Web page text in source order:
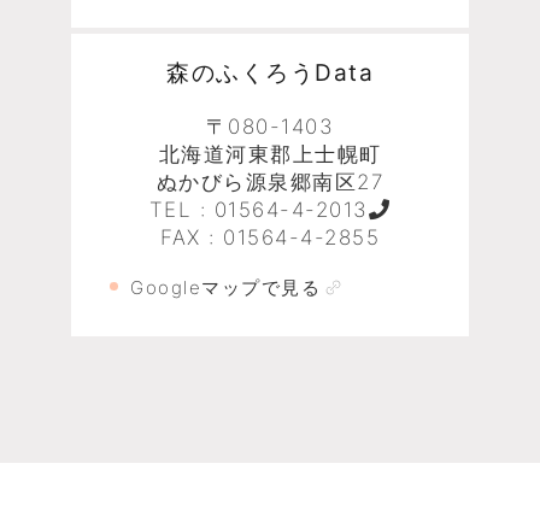
森のふくろうData
〒080-1403
北海道河東郡上士幌町
ぬかびら源泉郷南区27
TEL : 01564-4-2013
FAX : 01564-4-2855
Googleマップで見る